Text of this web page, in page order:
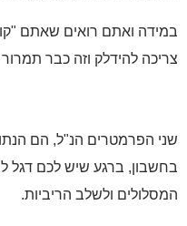
להידלק וזה כבר תמרור
הפרמטרים הנ"ל, הם הנתונים
ברגע שיש לכם דגל לבן
ולשלב הריביות.